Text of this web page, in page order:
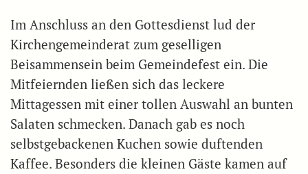
Im Anschluss an den Gottesdienst lud der
Kirchengemeinderat zum geselligen
Beisammensein beim Gemeindefest ein. Die
Mitfeiernden ließen sich das leckere
Mittagessen mit einer tollen Auswahl an bunten
Salaten schmecken. Danach gab es noch
selbstgebackenen Kuchen sowie duftenden
Kaffee. Besonders die kleinen Gäste kamen auf